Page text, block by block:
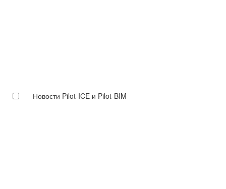
Новости Pilot-ICE и Pilot-BIM